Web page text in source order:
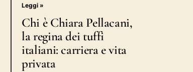
Leggi »
Chi è Chiara Pellacani,
la regina dei tuffi
italiani: carriera e vita
privata